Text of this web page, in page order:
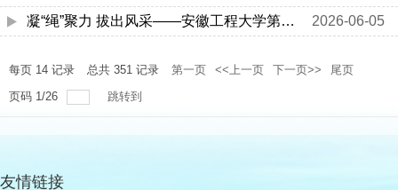
凝“绳”聚力 拔出风采——安徽工程大学第四届研究生凝“绳”聚力...
2026-06-05
每页 14 记录 总共 351 记录 第一页 <<上一页 下一页>>
尾页
页码 1/26 跳转到
友情链接